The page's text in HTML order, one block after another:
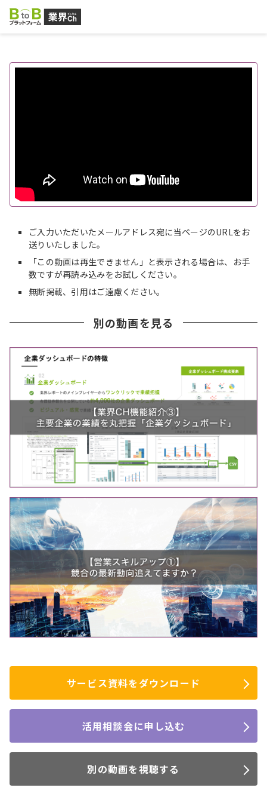
ご入力いただいたメールアドレス宛に当ページのURLをお
送りいたしました。
「この動画は再生できません」と表示される場合は、お手
数ですが再読み込みをお試しください。
無断掲載、引用はご遠慮ください。
別の動画を見る
サービス資料をダウンロード
活用相談会に申し込む
別の動画を視聴する